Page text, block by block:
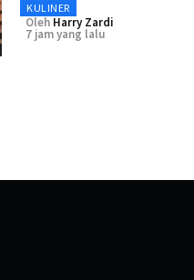
KULINER
Oleh Harry Zardi
7 jam yang lalu